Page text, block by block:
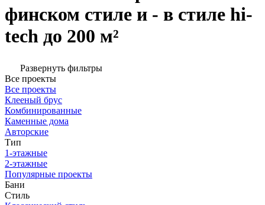
финском стиле и - в стиле hi-
tech до 200 м²
Развернуть фильтры
Все проекты
Все проекты
Клееный брус
Комбинированные
Каменные дома
Авторские
Тип
1-этажные
2-этажные
Популярные проекты
Бани
Стиль